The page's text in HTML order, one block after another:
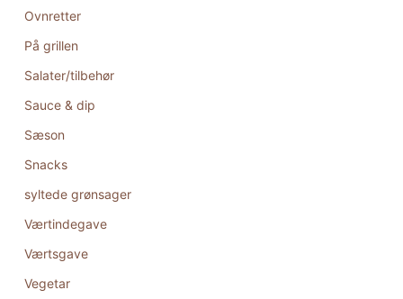
Ovnretter
På grillen
Salater/tilbehør
Sauce & dip
Sæson
Snacks
syltede grønsager
Værtindegave
Værtsgave
Vegetar